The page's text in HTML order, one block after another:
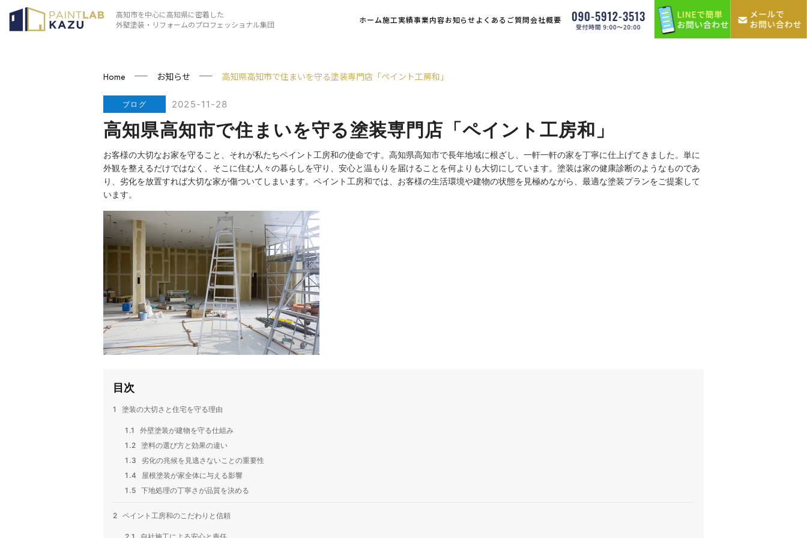
高知市を中心に高知県に密着した
外壁塗装・リフォームのプロフェッショナル集団
ホーム施工実績事業内容お知らせよくあるご質問会社概要
Home お知らせ 高知県高知市で住まいを守る塗装専門店「ペイント工房和」
ブログ 2025-11-28
高知県高知市で住まいを守る塗装専門店「ペイント工房和」
お客様の大切なお家を守ること、それが私たちペイント工房和の使命です。高知県高知市で長年地域に根ざし、一軒一軒の家を丁寧に仕上げてきました。単に
外観を整えるだけではなく、そこに住む人々の暮らしを守り、安心と温もりを届けることを何よりも大切にしています。塗装は家の健康診断のようなものであ
り、劣化を放置すれば大切な家が傷ついてしまいます。ペイント工房和では、お客様の生活環境や建物の状態を見極めながら、最適な塗装プランをご提案して
います。
目次
1 塗装の大切さと住宅を守る理由
1.1
外壁塗装が建物を守る仕組み
1.2 塗料の選び方と効果の違い
1.3
劣化の兆候を見逃さないことの重要性
1.4
屋根塗装が家全体に与える影響
1.5 下地処理の丁寧さが品質を決める
2 ペイント工房和のこだわりと信頼